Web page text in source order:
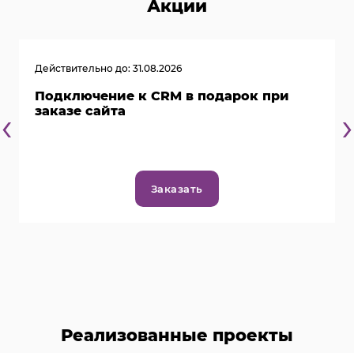
Акции
Действительно до: 31.08.2026
Подключение к CRM в подарок при
заказе сайта
Заказать
‹ ›
Реализованные проекты